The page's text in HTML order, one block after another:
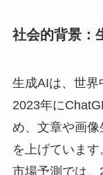
社会的背景：
生成AIは、世界
2023年に
め、文章や画
を上げています
市場予測では